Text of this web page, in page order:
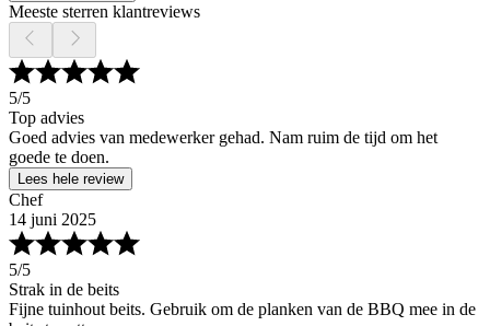
Meeste sterren klantreviews
5/5
Top advies
Goed advies van medewerker gehad. Nam ruim de tijd om het
goede te doen.
Lees hele review
Chef
14 juni 2025
5/5
Strak in de beits
Fijne tuinhout beits. Gebruik om de planken van de BBQ mee in de